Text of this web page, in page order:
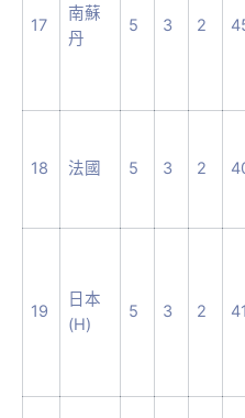
17
南蘇
丹
5 3 2
18 法國 5 3 2
19
日本
(H)
5 3 2